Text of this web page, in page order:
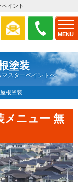
MENU
イント
塗装
スターペイントへ
根塗装
メニュー 無